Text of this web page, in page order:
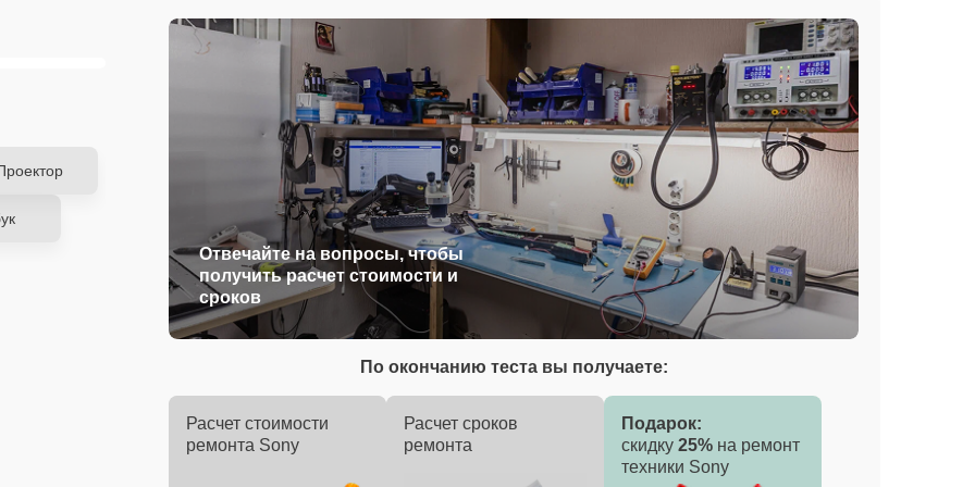
Отвечайте на вопросы, чтобы
получить расчет стоимости и
сроков
По окончанию теста вы получаете:
Расчет стоимости
ремонта Sony
Расчет сроков
ремонта
Подарок:
скидку 25% на ремонт
техники Sony